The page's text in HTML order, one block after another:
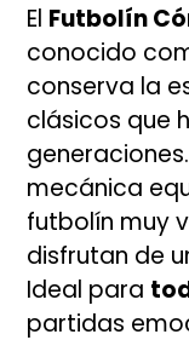
El Futbolín
conocido
conserva la
clásicos que
mecánica
futbolín muy
disfrutan de
Ideal para
partidas